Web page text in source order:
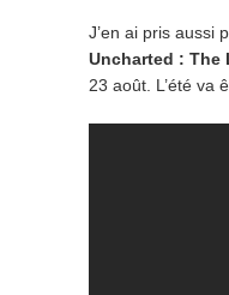
J’en ai pris aussi
Uncharted : The
23 août. L’été va